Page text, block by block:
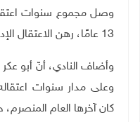
13 عامًا، رهن الاعتقال الإداريّ
وأضاف النادي، أنّ أبو
وعلى مدار سنوات